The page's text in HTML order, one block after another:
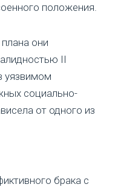
положения.
они
ІІ
уязвимом
социально-
от одного из
брака с